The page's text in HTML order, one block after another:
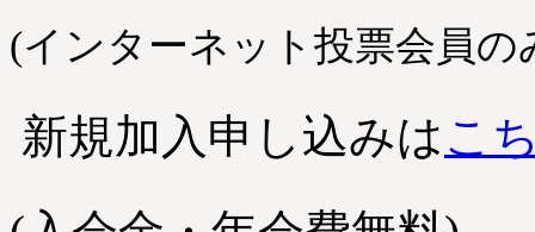
(インターネット投票会員の
新規加入申し込みはこ